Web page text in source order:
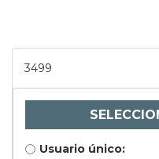
3499
Usuario único: